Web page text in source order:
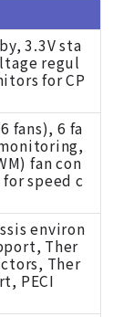
3.3V sta
regul
for CP
fans), 6 fa
fan con
speed c
environ
Ther
Ther
PECI